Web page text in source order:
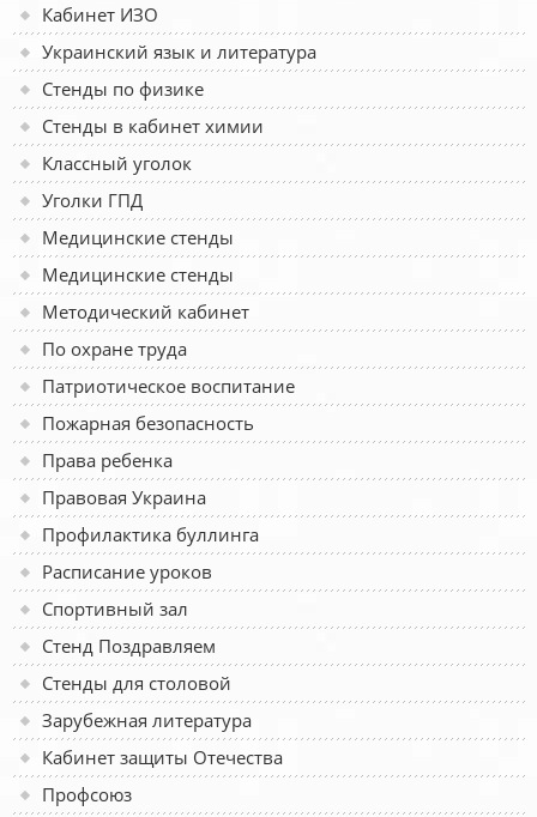
Кабинет ИЗО
Украинский язык и литература
Стенды по физике
Стенды в кабинет химии
Классный уголок
Уголки ГПД
Медицинские стенды
Медицинские стенды
Методический кабинет
По охране труда
Патриотическое воспитание
Пожарная безопасность
Права ребенка
Правовая Украина
Профилактика буллинга
Расписание уроков
Спортивный зал
Стенд Поздравляем
Стенды для столовой
Зарубежная литература
Кабинет защиты Отечества
Профсоюз